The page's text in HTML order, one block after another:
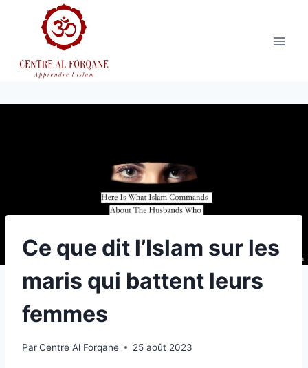
Ce que dit l’Islam sur les
maris qui battent leurs
femmes
ParCentre Al Forqane 25 août 2023